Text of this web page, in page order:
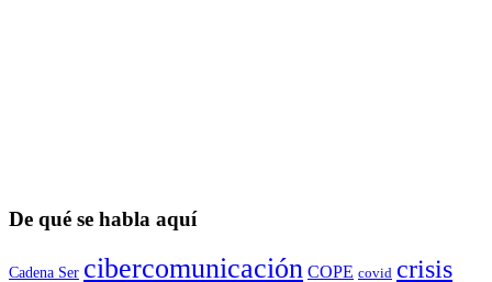
De qué se habla aquí
Cadena Ser cibercomunicación COPE covid crisis